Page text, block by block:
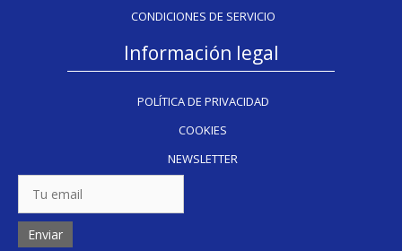
CONDICIONES DE SERVICIO
Información legal
POLÍTICA DE PRIVACIDAD
COOKIES
NEWSLETTER